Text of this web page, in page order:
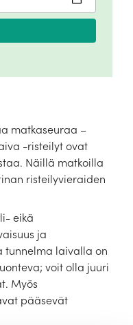
matkaseuraa –
-risteilyt ovat
Näillä matkoilla
risteilyvieraiden
eikä
ja
tunnelma laivalla on
voit olla juuri
Myös
pääsevät